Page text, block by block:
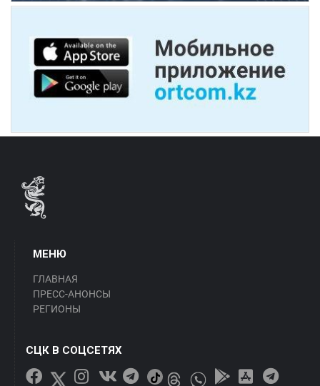
МЕНЮ
ГЛАВНАЯ
ПРЕСС-АНОНСЫ
РЕГИОНЫ
СЦК В СОЦСЕТЯХ